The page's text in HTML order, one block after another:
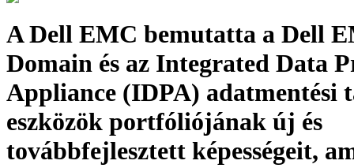
A Dell EMC bemutatta a Dell
Domain és az Integrated Data
Appliance (IDPA) adatmentési
eszközök portfóliójának új és
továbbfejlesztett képességeit,